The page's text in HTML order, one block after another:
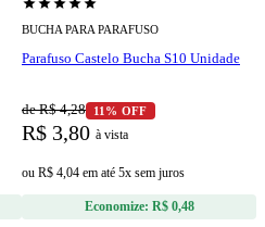
BUCHA PARA PARAFUSO
Parafuso Castelo Bucha S10 Unidade
de R$ 4,28 11% OFF
R$ 3,80 à vista
ou R$ 4,04 em até 5x sem juros
Economize: R$ 0,48